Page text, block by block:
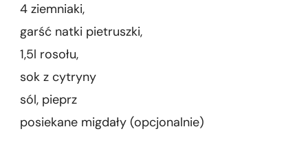
4 ziemniaki,
garść natki pietruszki,
1,5l rosołu,
sok z cytryny
sól, pieprz
posiekane migdały (opcjonalnie)